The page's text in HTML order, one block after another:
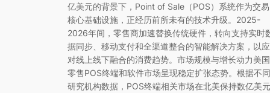
亿美元的背景下，Point of Sale（POS）系统作为交易
核心基础设施，正经历前所未有的技术升级。2025-
2026年间，零售商加速替换传统硬件，转向支持实时
据同步、移动支付和全渠道整合的智能解决方案，以应
对线上线下融合的消费趋势。市场规模与增长动力美国
零售POS终端和软件市场呈现稳定扩张态势。根据不同
研究机构数据，POS终端相关市场在北美保持数亿美元